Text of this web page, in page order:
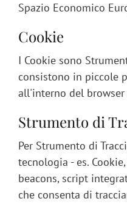
Spazio Economico
Cookie
I Cookie sono
consistono in piccole
all'interno del
Strumento di
Per Strumento di
tecnologia - es.
beacons, script
che consenta di